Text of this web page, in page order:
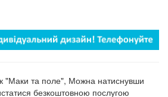
"Маки та поле", Можна натиснувши
безкоштовною послугою